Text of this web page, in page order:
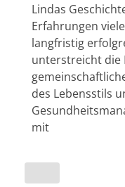
Lindas
Erfahrungen
langfristig
unterstreicht die
des Lebensstils
mit